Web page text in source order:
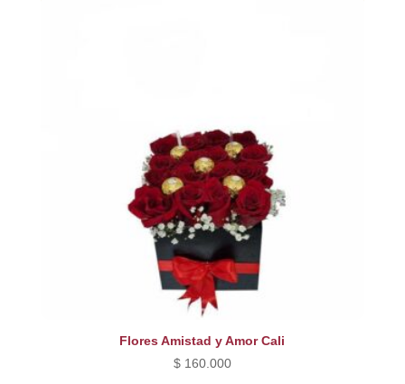
Flores Amistad y Amor Cali
$160.000